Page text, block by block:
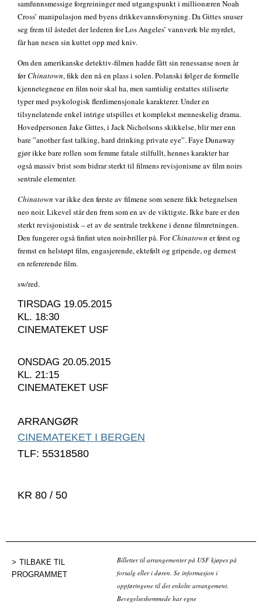
samfunnsmessige forgreininger med utgangspunkt i millionæren Noah
Cross’ manipulasjon med byens drikkevannsforsyning. Da Gittes snuser
seg frem til åstedet der lederen for Los Angeles’ vannverk ble myrdet,
får han nesen sin kuttet opp med kniv.
Om den amerikanske detektiv-filmen hadde fått sin renessanse noen år
førChinatown, fikk den nå en plass i solen. Polanski følger de formelle
kjennetegnene en film noir skal ha, men samtidig erstattes stiliserte
typer med psykologisk flerdimensjonale karakterer. Under en
tilsynelatende enkel intrige utspilles et komplekst menneskelig drama.
Hovedpersonen Jake Gittes, i Jack Nicholsons skikkelse, blir mer enn
bare ”another fast talking, hard drinking private eye”. Faye Dunaway
gjør ikke bare rollen som femme fatale stilfullt, hennes karakter har
også massiv brist som bidrar sterkt til filmens revisjonisme av film noirs
sentrale elementer.
Chinatown var ikke den første av filmene som senere fikk betegnelsen
neo noir. Likevel står den frem som en av de viktigste. Ikke bare er den
sterkt revisjonistisk – et av de sentrale trekkene i denne filmretningen.
Den fungerer også finfint uten noir-briller på. ForChinatown er først og
fremst en helstøpt film, engasjerende, ektefølt og gripende, og dernest
en refererende film.
sw/red.
TIRSDAG 19.05.2015
KL. 18:30
CINEMATEKET USF
ONSDAG 20.05.2015
KL. 21:15
CINEMATEKET USF
ARRANGØR
CINEMATEKET I BERGEN
TLF: 55318580
KR 80 / 50
TILBAKE TIL
PROGRAMMET
Billetter til arrangementer på USF kjøpes på
forsalg eller i døren. Se informasjon i
oppføringene til det enkelte arrangement.
Bevegelseshemmede har egne